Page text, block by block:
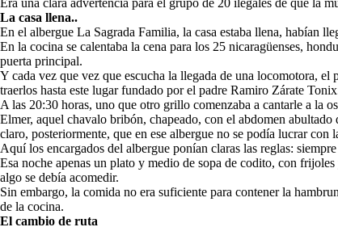
Era una clara advertencia para el grupo de 20 ilegales de que la
La casa llena..
En el albergue La Sagrada Familia, la casa estaba llena, habían
En la cocina se calentaba la cena para los 25 nicaragüenses,
puerta principal.
Y cada vez que vez que escucha la llegada de una locomotora,
traerlos hasta este lugar fundado por el padre Ramiro Zárate
A las 20:30 horas, uno que otro grillo comenzaba a cantarle a la
Elmer, aquel chavalo bribón, chapeado, con el abdomen
claro, posteriormente, que en ese albergue no se podía lucrar con
Aquí los encargados del albergue ponían claras las reglas:
Esa noche apenas un plato y medio de sopa de codito, con
algo se debía acomedir.
Sin embargo, la comida no era suficiente para contener la
de la cocina.
El cambio de ruta